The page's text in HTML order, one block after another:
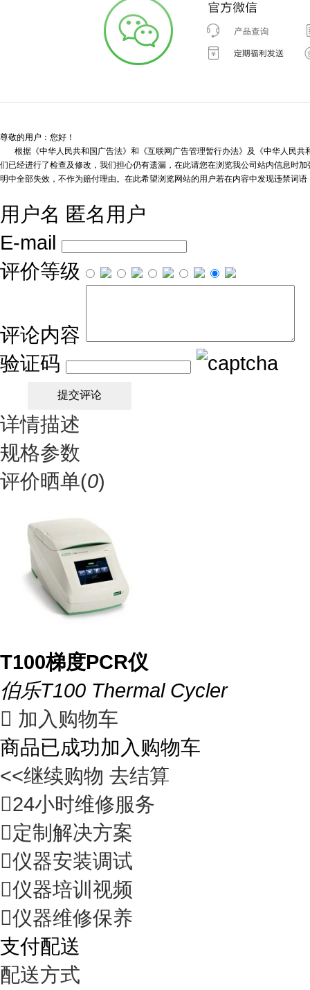
尊敬的用户：您好！
根据《中华人民共和国广告法》和《互联网广告管理暂行办法》及《中华人民共
们已经进行了检查及修改，我们担心仍有遗漏，在此请您在浏览我公司站内信息时
明中全部失效，不作为赔付理由。在此希望浏览网站的用户若在内容中发现违禁词
用户名 匿名用户
E-mail
评价等级
评论内容
验证码
详情描述
规格参数
评价晒单(0)
T100梯度PCR仪
伯乐T100 Thermal Cycler
 加入购物车
商品已成功加入购物车
<<继续购物 去结算
24小时维修服务
定制解决方案
仪器安装调试
仪器培训视频
仪器维修保养
支付配送
配送方式